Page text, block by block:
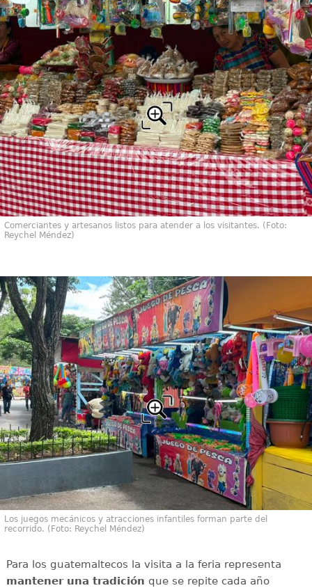
Comerciantes y artesanos listos para atender a los visitantes. (Foto:
Reychel Méndez)
Los juegos mecánicos y atracciones infantiles forman parte del
recorrido. (Foto: Reychel Méndez)
Para los guatemaltecos la visita a la feria representa
mantener una tradición que se repite cada año